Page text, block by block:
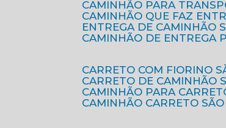
CAMINHÃO PARA
CAMINHÃO QUE FAZ
ENTREGA DE CAMINHÃO
CAMINHÃO DE ENTREGA
CARRETO COM FIORINO
CARRETO DE CAMINHÃO
CAMINHÃO PARA
CAMINHÃO CARRETO